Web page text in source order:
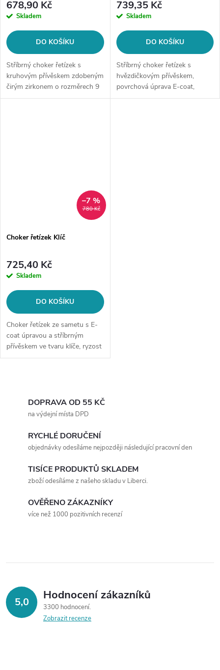
678,90 Kč
Skladem
DO KOŠÍKU
Stříbrný choker řetízek s
kruhovým přívěskem zdobeným
čirým zirkonem o rozměrech 9
x 9 mm, povrchová úprava E-
739,35 Kč
Skladem
DO KOŠÍKU
Stříbrný choker řetízek s
hvězdičkovým přívěskem,
povrchová úprava E-coat,
ryzost 925/1000.
780 Kč
–7 %
Choker řetízek Klíč
725,40 Kč
Skladem
DO KOŠÍKU
Choker řetízek ze sametu s E-
coat úpravou a stříbrným
přívěskem ve tvaru klíče, ryzost
925/1000.
r
v
k
DOPRAVA OD 55 KČ
na výdejní místa DPD
RYCHLÉ DORUČENÍ
objednávky odesíláme nejpozději následující pracovní den
TISÍCE PRODUKTŮ SKLADEM
zboží odesíláme z našeho skladu v Liberci.
OVĚŘENO ZÁKAZNÍKY
více než 1000 pozitivních recenzí
5,0 Hodnocení zákazníků
3300 hodnocení
Zobrazit recenze